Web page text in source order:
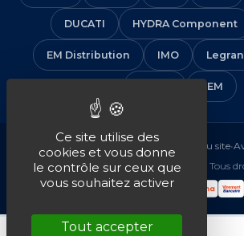
DUCATI HYDRA Component
EM Distribution IMO
VEM
Mentions légales•CGV Plan du site•
© 2016-2026 EM Distribution - Tous
Ce site utilise des
cookies et vous donne
le contrôle sur ceux que
vous souhaitez activer
Tout accepter